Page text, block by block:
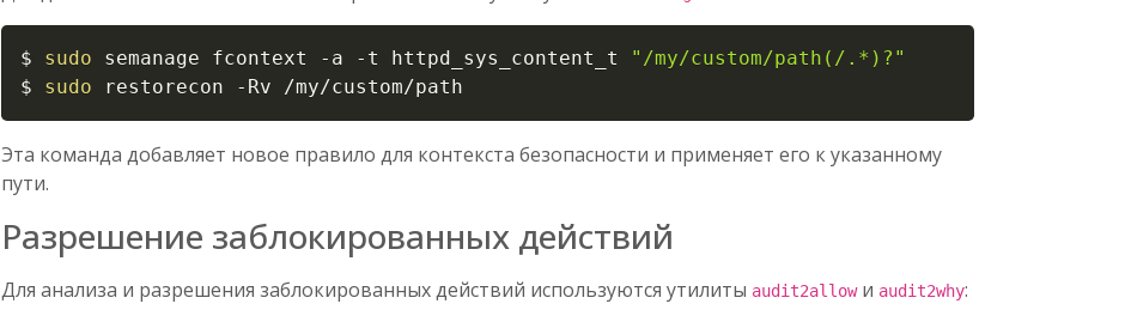
$ sudo semanage fcontext -a -t httpd_sys_content_t
"/my/custom/path(/.*)?"
$ sudo restorecon -Rv /my/custom/path
Эта команда добавляет новое правило для контекста безопасности и применяет его к указанному
пути.
Разрешение заблокированных действий
Для анализа и разрешения заблокированных действий используются утилиты audit2allowи audit2why: